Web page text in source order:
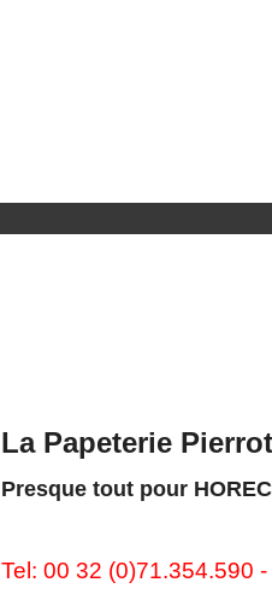
La Papeterie Pierrot
Presque tout pour
Tel: 00 32 (0)71.354.590 -